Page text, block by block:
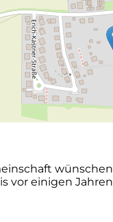
vor einigen